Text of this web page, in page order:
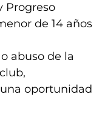
Progreso
de 14 años
abuso de la
oportunidad